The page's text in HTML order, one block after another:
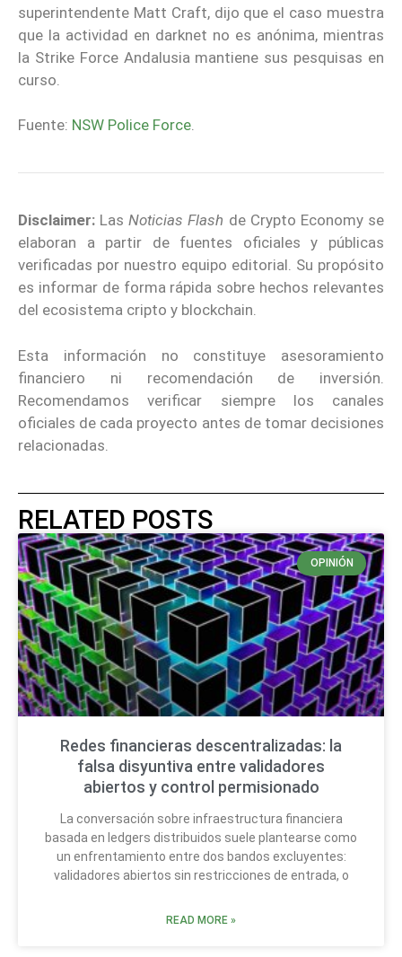
superintendente Matt Craft, dijo que el caso muestra
que la actividad en darknet no es anónima, mientras
la Strike Force Andalusia mantiene sus pesquisas en
curso.
Fuente: NSW Police Force.
Disclaimer: LasNoticias Flash de Crypto Economy se
elaboran a partir de fuentes oficiales y públicas
verificadas por nuestro equipo editorial. Su propósito
es informar de forma rápida sobre hechos relevantes
del ecosistema cripto y blockchain.
Esta información no constituye asesoramiento
financiero ni recomendación de inversión.
Recomendamos verificar siempre los canales
oficiales de cada proyecto antes de tomar decisiones
relacionadas.
RELATED POSTS
OPINIÓN
Redes financieras descentralizadas: la
falsa disyuntiva entre validadores
abiertos y control permisionado
La conversación sobre infraestructura financiera
basada en ledgers distribuidos suele plantearse como
un enfrentamiento entre dos bandos excluyentes:
validadores abiertos sin restricciones de entrada, o
READ MORE »